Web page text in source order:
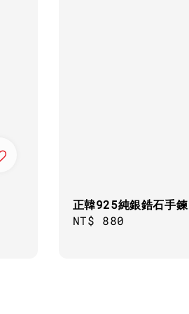
正韓925純銀鋯石手鍊
Regular
NT$ 880